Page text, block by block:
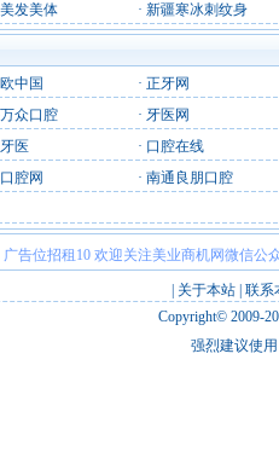
发美体 · 新疆寒冰刺纹身
中国 · 正牙网
众口腔 · 牙医网
医 · 口腔在线
腔网 · 南通良朋口腔
广告位招租10 欢迎关注美业商机网微信公
关于本站 联系
Copyright© 2009-
强烈建议使